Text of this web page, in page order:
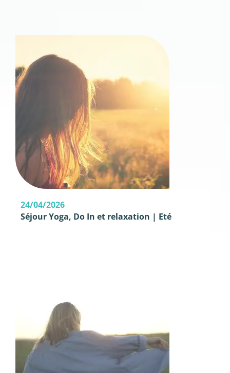
24/04/2026
Séjour Yoga, Do In et relaxation | Eté